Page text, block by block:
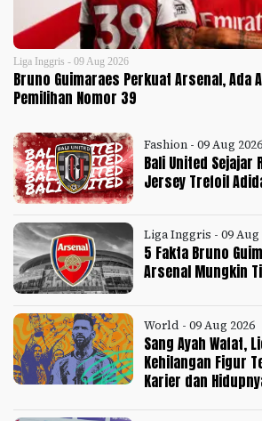
Liga Inggris - 09 Aug 2026
Bruno Guimaraes Perkuat Arsenal, Ada
Pemilihan Nomor 39
Fashion - 09 Aug 2026
Bali United Sejajar
Jersey Trefoil
Liga Inggris - 09 Aug
5 Fakta Bruno
Arsenal Mungkin
World - 09 Aug 2026
Sang Ayah Wafat,
Kehilangan Figur
Karier dan